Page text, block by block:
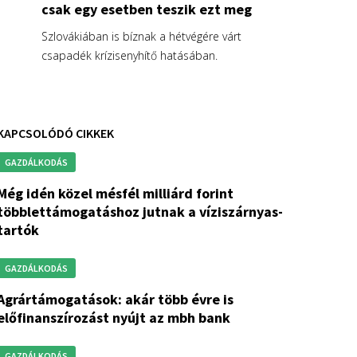
csak egy esetben teszik ezt meg
Szlovákiában is bíznak a hétvégére várt
csapadék krízisenyhítő hatásában.
CIKKEK
GAZDÁLKODÁS
milliárd forint
jutnak a víziszárnyas-
GAZDÁLKODÁS
több évre is
nyújt az mbh bank